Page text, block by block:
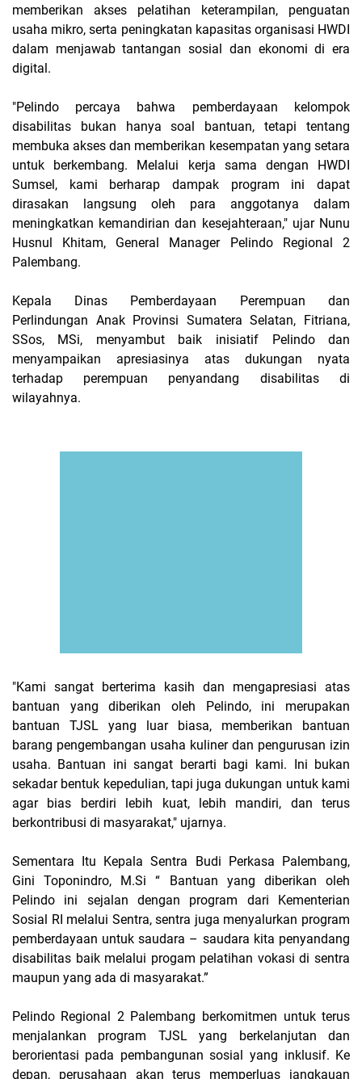
memberikan
akses pelatihan
keterampilan, penguatan
usaha mikro, serta peningkatan kapasitas organisasi HWDI
dalam menjawab tantangan sosial dan ekonomi di era
digital.
"Pelindo percaya bahwa pemberdayaan
kelompok
disabilitas
bukan hanya soal bantuan, tetapi
tentang
membuka akses dan memberikan kesempatan yang setara
untuk
berkembang. Melalui kerja sama
dengan HWDI
Sumsel, kami berharap
dampak program ini
dapat
dirasakan
langsung oleh para anggotanya
dalam
meningkatkan kemandirian dan kesejahteraan," ujar Nunu
Husnul Khitam, General Manager Pelindo Regional 2
Palembang.
Kepala Dinas Pemberdayaan Perempuan dan
Perlindungan Anak Provinsi Sumatera Selatan, Fitriana,
SSos, MSi, menyambut
baik
inisiatif Pelindo dan
menyampaikan
apresiasinya atas dukungan
nyata
terhadap
perempuan penyandang
disabilitas di
wilayahnya.
"Kami sangat berterima kasih dan mengapresiasi
atas
bantuan yang diberikan oleh Pelindo, ini
merupakan
bantuan TJSL yang luar
biasa, memberikan
bantuan
barang pengembangan usaha kuliner dan pengurusan izin
usaha. Bantuan ini sangat berarti bagi kami. Ini bukan
sekadar bentuk kepedulian, tapi juga dukungan untuk kami
agar bias
berdiri lebih kuat, lebih
mandiri, dan terus
berkontribusi di masyarakat," ujarnya.
Sementara Itu Kepala Sentra Budi Perkasa Palembang,
Gini Toponindro, M.Si “ Bantuan yang diberikan oleh
Pelindo ini
sejalan
dengan program dari Kementerian
Sosial RI melalui Sentra, sentra juga menyalurkan program
pemberdayaan untuk saudara – saudara kita penyandang
disabilitas baik melalui progam pelatihan vokasi di sentra
maupun yang ada di masyarakat.”
Pelindo Regional 2 Palembang berkomitmen untuk terus
menjalankan program TJSL yang berkelanjutan dan
berorientasi pada pembangunan sosial yang inklusif. Ke
depan, perusahaan
akan terus memperluas
jangkauan